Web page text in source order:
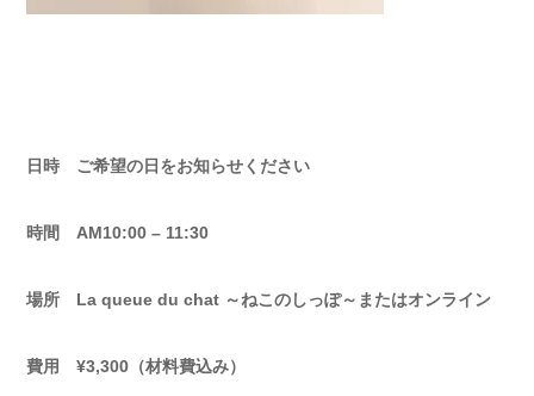
日時 ご希望の日をお知らせください
時間 AM10:00 – 11:30
場所 La queue du chat ～ねこのしっぽ～またはオンライン
費用 ¥3,300（材料費込み）